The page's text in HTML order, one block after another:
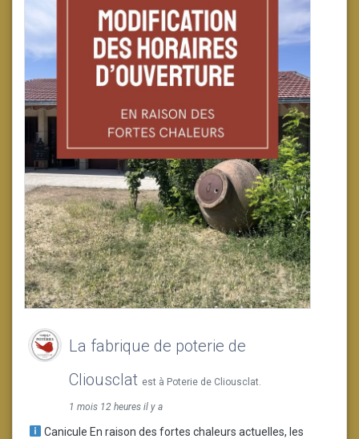
La fabrique de poterie de
Cliousclat est à Poterie de Cliousclat.
1 mois 12 heures il y a
Canicule En raison des fortes chaleurs actuelles, les